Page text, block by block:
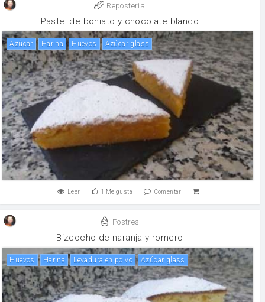
Reposteria
Pastel de boniato y chocolate blanco
Azúcar harina huevos Azúcar glass
Leer 1 Me gusta Comentar
Postres
Bizcocho de naranja y romero
huevos harina levadura en polvo Azúcar glass